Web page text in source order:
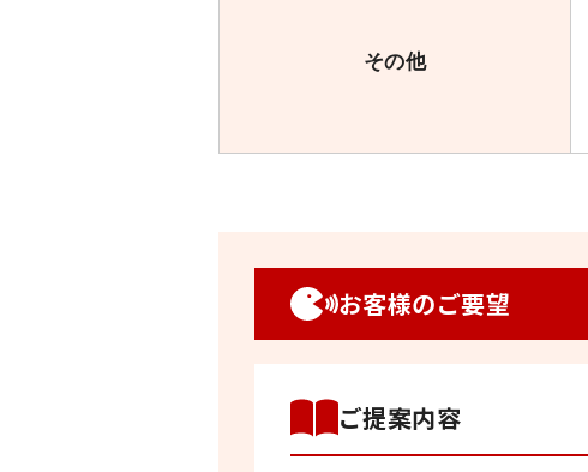
その他
お客様のご要望
ご提案内容